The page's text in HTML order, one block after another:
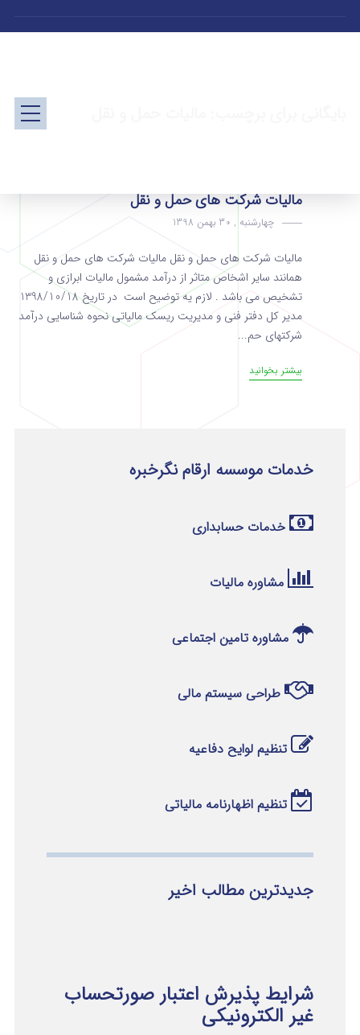
مالیات شرکت های حمل و نقل
چهارشنبه , 30 بهمن 1398
مالیات شرکت های حمل و نقل مالیات شرکت های حمل و نقل
همانند سایر اشخاص متاثر از درآمد مشمول مالیات ابرازی و
تشخیص می باشد . لازم یه توضیح است در تاریخ 1398/10/18
مدیر کل دفتر فنی و مدیریت ریسک مالیاتی نحوه شناسایی درآمد
شرکتهای حم...
بیشتر بخوانید
خدمات موسسه ارقام نگرخبره
خدمات حسابداری
مشاوره مالیات
مشاوره تامین اجتماعی
طراحی سیستم مالی
تنظیم لوایح دفاعیه
تنظیم اظهارنامه مالیاتی
جدیدترین مطالب اخیر
شرایط پذیرش اعتبار صورتحساب
غیر الکترونیکی